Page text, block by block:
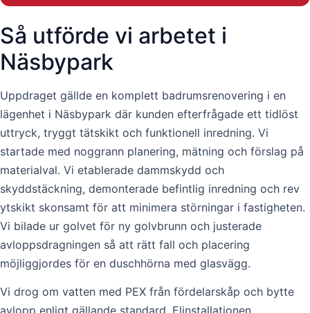
Så utförde vi arbetet i
Näsbypark
Uppdraget gällde en komplett badrumsrenovering i en
lägenhet i Näsbypark där kunden efterfrågade ett tidlöst
uttryck, tryggt tätskikt och funktionell inredning. Vi
startade med noggrann planering, mätning och förslag på
materialval. Vi etablerade dammskydd och
skyddstäckning, demonterade befintlig inredning och rev
ytskikt skonsamt för att minimera störningar i fastigheten.
Vi bilade ur golvet för ny golvbrunn och justerade
avloppsdragningen så att rätt fall och placering
möjliggjordes för en duschhörna med glasvägg.
Vi drog om vatten med PEX från fördelarskåp och bytte